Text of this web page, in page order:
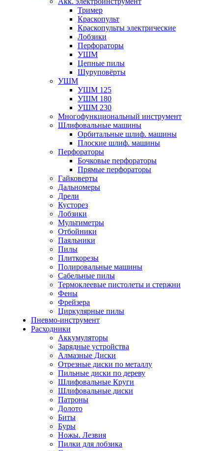
Тример
Краскопульт
Краскопульты электрические
Лобзики
Перфораторы
УШМ
Цепные пилы
Шуруповёрты
УШМ
УШМ 125
УШМ 180
УШМ 230
Многофункциональный инструмент
Шлифовальные машины
Орбитальные шлиф. машины
Плоские шлиф. машины
Перфораторы
Бочковые перфораторы
Прямые перфораторы
Гайковерты
Дальномеры
Дрели
Кусторез
Лобзики
Мультиметры
Отбойники
Паяльники
Пилы
Плиткорезы
Полировальные машины
Сабельные пилы
Термоклеевые пистолеты и стержни
Фены
Фрейзера
Циркулярные пилы
Пневмо-инструмент
Расходники
Аккумуляторы
Зарядные устройства
Алмазные Диски
Отрезные диски по металлу
Пильные диски по дереву
Шлифовальные Круги
Шлифовальные диски
Патроны
Долото
Биты
Буры
Ножы. Лезвия
Пилки для лобзика